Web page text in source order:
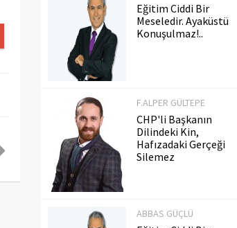
Eğitim Ciddi Bir
Meseledir. Ayaküstü
Konuşulmaz!..
F.ALPER GÜLTEPE
CHP'li Başkanın
Dilindeki Kin,
Hafızadaki Gerçeği
Silemez
ABBAS GÜÇLÜ